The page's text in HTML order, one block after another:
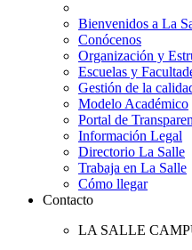
Bienvenidos a La
Conócenos
Organización y
Escuelas y
Gestión de la
Modelo Académico
Portal de
Información Legal
Directorio La Salle
Trabaja en La Salle
Cómo llegar
Contacto
LA SALLE